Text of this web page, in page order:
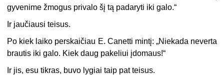
gyvenime žmogus privalo šį tą padaryti iki galo.“
Ir jaučiausi teisus.
Po kiek laiko perskaičiau E. Canetti mintį: „Niekada neverta
brautis iki galo. Kiek daug pakeliui įdomaus!“
Ir jis, esu tikras, buvo lygiai taip pat teisus.